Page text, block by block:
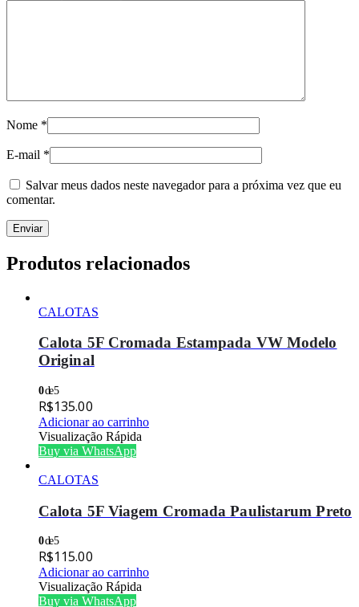
Nome *
E-mail *
Salvar meus dados neste navegador para a próxima vez que eu
comentar.
Produtos relacionados
CALOTAS
Calota 5F Cromada Estampada VW Modelo
Original
0de 5
R$135.00
Adicionar ao carrinho
Visualização Rápida
Buy via WhatsApp
CALOTAS
Calota 5F Viagem Cromada Paulistarum Preto
0de 5
R$115.00
Adicionar ao carrinho
Visualização Rápida
Buy via WhatsApp